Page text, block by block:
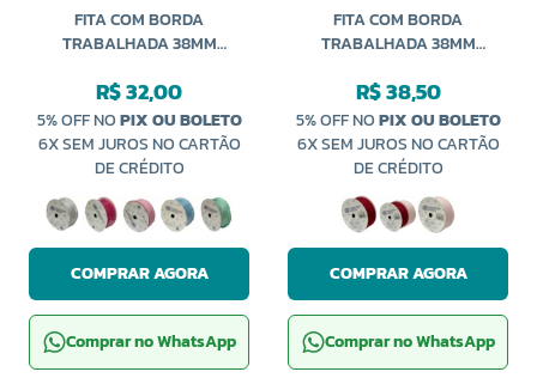
FITA COM BORDA
TRABALHADA 38MM
PRINCESS
R$ 32,00
5% OFF NOPIX OU BOLETO
6X SEM JUROS NO CARTÃO
DE CRÉDITO
COMPRAR AGORA
Comprar no WhatsApp
FITA COM BORDA
TRABALHADA 38MM
PRINCESS
R$ 38,50
5% OFF NOPIX OU BOLETO
6X SEM JUROS NO CARTÃO
DE CRÉDITO
COMPRAR AGORA
Comprar no WhatsApp